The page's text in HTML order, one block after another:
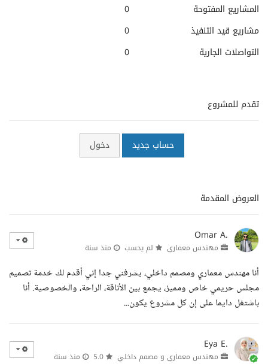
المشاريع المفتوحة
0
مشاريع قيد التنفيذ
0
التواصلات الجارية
0
تقدم للمشروع
حساب جديد دخول
العروض المقدمة
Omar A.
مهندس معماري لم يحسب منذ سنة
أنا مهندس معماري ومصمم داخلي، يشرفني جدا إني أقدم لك خدمة تصميم
مجلس حريمي خاص ومميز، يجمع بين الأناقة، الراحة، والخصوصية. أنا
باشتغل دايما على إن كل مشروع يكون...
Eya E.
مهندس معماري و مصمم داخلي منذ سنة